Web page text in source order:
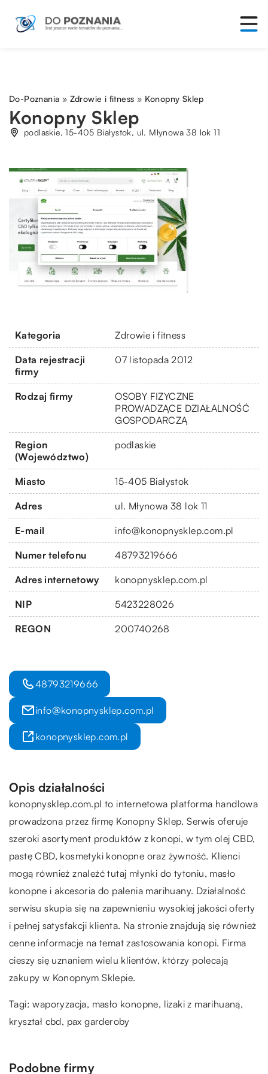
Do-Poznania » Zdrowie i fitness » Konopny Sklep
Konopny Sklep
podlaskie, 15-405 Białystok, ul. Młynowa 38 lok 11
Kategoria Zdrowie i fitness
Data rejestracji
firmy
07 listopada 2012
Rodzaj firmy
OSOBY FIZYCZNE
PROWADZĄCE DZIAŁALNOŚĆ
GOSPODARCZĄ
Region
(Województwo)
podlaskie
Miasto 15-405 Białystok
Adres ul. Młynowa 38 lok 11
E-mail info@konopnysklep.com.pl
Numer telefonu 48793219666
Adres internetowy konopnysklep.com.pl
NIP 5423228026
REGON 200740268
48793219666
info@konopnysklep.com.pl
konopnysklep.com.pl
Opis działalności
konopnysklep.com.pl to internetowa platforma handlowa
prowadzona przez firmę Konopny Sklep. Serwis oferuje
szeroki asortyment produktów z konopi, w tym olej CBD,
pastę CBD, kosmetyki konopne oraz żywność. Klienci
mogą również znaleźć tutaj młynki do tytoniu, masło
konopne i akcesoria do palenia marihuany. Działalność
serwisu skupia się na zapewnieniu wysokiej jakości oferty
i pełnej satysfakcji klienta. Na stronie znajdują się również
cenne informacje na temat zastosowania konopi. Firma
cieszy się uznaniem wielu klientów, którzy polecają
zakupy w Konopnym Sklepie.
Tagi: waporyzacja, masło konopne, lizaki z marihuaną,
kryształ cbd, pax garderoby
Podobne firmy